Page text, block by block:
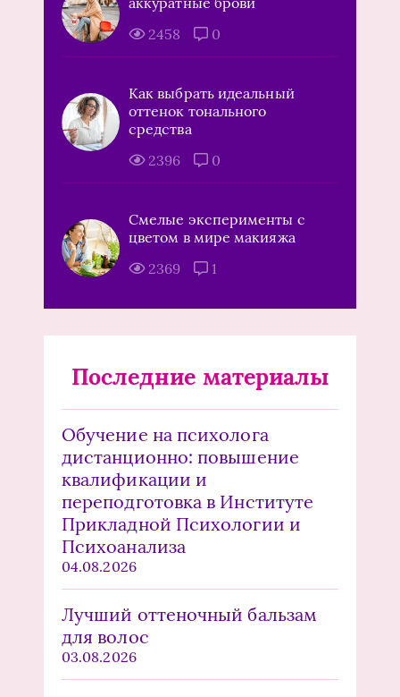
2458
0
Как выбрать идеальный
оттенок тонального
средства
2396
0
Смелые эксперименты с
цветом в мире макияжа
2369
1
Последние материалы
Обучение на психолога
дистанционно: повышение
квалификации и
переподготовка в Институте
Прикладной Психологии и
Психоанализа
04.08.2026
Лучший оттеночный бальзам
для волос
03.08.2026